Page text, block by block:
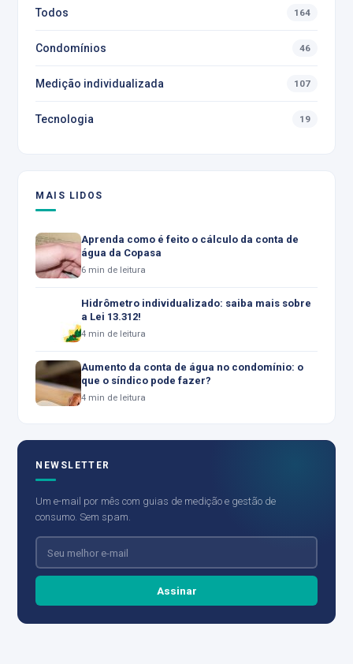
Todos 164
Condomínios 46
Medição individualizada 107
Tecnologia 19
MAIS LIDOS
Aprenda como é feito o cálculo da conta de
água da Copasa
6 min de leitura
Hidrômetro individualizado: saiba mais sobre
a Lei 13.312!
4 min de leitura
Aumento da conta de água no condomínio: o
que o síndico pode fazer?
4 min de leitura
NEWSLETTER
Um e-mail por mês com guias de medição e gestão de
consumo. Sem spam.
Assinar